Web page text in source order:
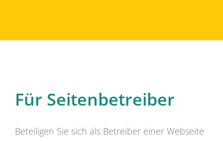
Für Seitenbetreiber
Beteiligen Sie sich als Betreiber einer Webseite